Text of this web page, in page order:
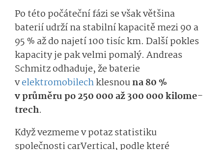
Po této počáteční fázi se však většina
baterií udrží na stabilní kapacitě mezi 90 a
95 % až do najetí 100 tisíc km. Další pokles
kapacity je pak velmi pomalý. Andreas
Schmitz odhaduje, že baterie
velektromobilechklesnouna 80 %
v průměru po 250 000 až 300 000 kilome­
trech.
Když vezmeme v potaz statistiku
společnosti carVertical, podle které